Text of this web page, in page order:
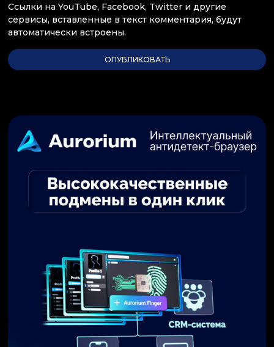
Ссылки на YouTube, Facebook, Twitter и другие
сервисы, вставленные в текст комментария, будут
автоматически встроены.